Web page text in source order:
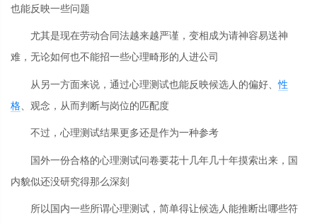
也能反映一些问题
尤其是现在劳动合同法越来越严谨，变相成为请神容易送神
难，无论如何也不能招一些心理畸形的人进公司
从另一方面来说，通过心理测试也能反映候选人的偏好、性
格 、观念，从而判断与岗位的匹配度
不过，心理测试结果更多还是作为一种参考
国外一份合格的心理测试问卷要花十几年几十年摸索出来，国
内貌似还没研究得那么深刻
所以国内一些所谓心理测试，简单得让候选人能推断出哪些符